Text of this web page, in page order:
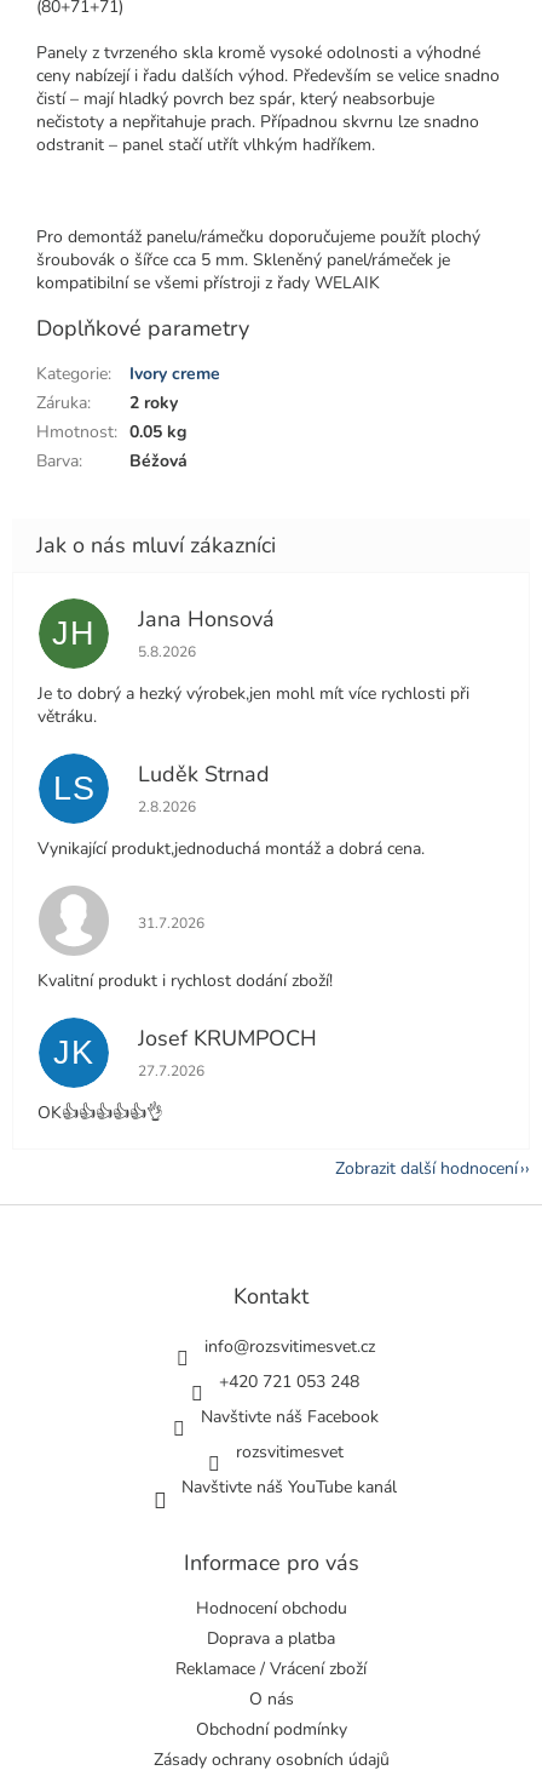
(80+71+71)
Panely z tvrzeného skla kromě vysoké odolnosti a výhodné
ceny nabízejí i řadu dalších výhod. Především se velice snadno
čistí – mají hladký povrch bez spár, který neabsorbuje
nečistoty a nepřitahuje prach. Případnou skvrnu lze snadno
odstranit – panel stačí utřít vlhkým hadříkem.
Pro demontáž panelu/rámečku doporučujeme použít plochý
šroubovák o šířce cca 5 mm. Skleněný panel/rámeček je
kompatibilní se všemi přístroji z řady WELAIK
Doplňkové parametry
Kategorie:
Ivory creme
Záruka:
2 roky
Hmotnost: 0.05 kg
Barva: Béžová
JH Jana Honsová
Hodnocení obchodu je 5 z 5 hvězdiček.
5.8.2026
Je to dobrý a hezký výrobek,jen mohl mít více rychlosti při
větráku.
LS Luděk Strnad
Hodnocení obchodu je 5 z 5 hvězdiček.
2.8.2026
Vynikající produkt,jednoduchá montáž a dobrá cena.
Hodnocení obchodu je 5 z 5 hvězdiček.
31.7.2026
Kvalitní produkt i rychlost dodání zboží!
JK Josef KRUMPOCH
Hodnocení obchodu je 5 z 5 hvězdiček.
27.7.2026
OK👍👍👍👍👍👌
Zobrazit další hodnocení
Z
Kontakt
info@rozsvitimesvet.cz
+420 721 053 248
Navštivte náš Facebook
rozsvitimesvet
Navštivte náš YouTube kanál
Informace pro vás
Hodnocení obchodu
Doprava a platba
Reklamace / Vrácení zboží
O nás
Obchodní podmínky
Zásady ochrany osobních údajů